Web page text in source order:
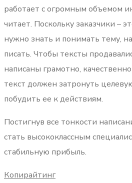
работает с огромным объемом
читает. Поскольку заказчики –
нужно знать и понимать тему,
писать. Чтобы тексты
написаны грамотно,
текст должен затронуть
побудить ее к действиям.
Постигнув все тонкости
стать высококлассным
стабильную прибыль.
Копирайтинг